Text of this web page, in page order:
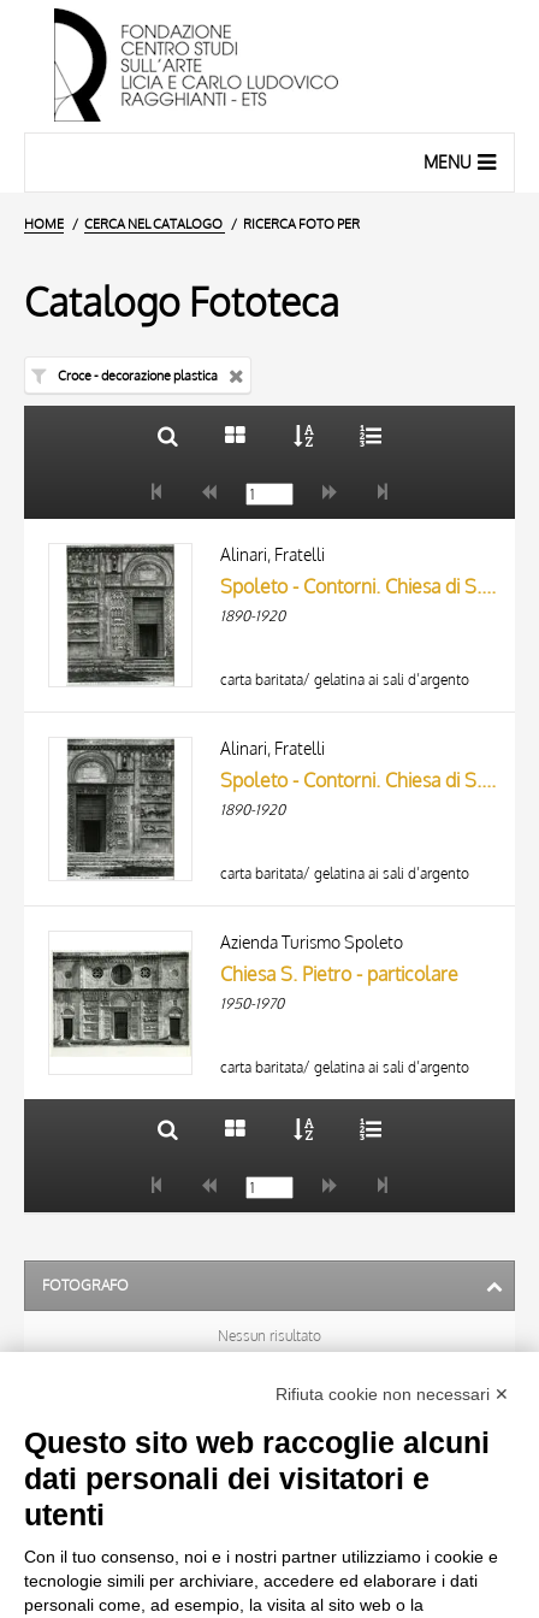
MENU
HOME CERCA NEL CATALOGO RICERCA FOTO PER
Catalogo Fototeca
Croce - decorazione plastica
AUTORE
MATERIA E TECNICA
20 RISULTATI
Alinari, Fratelli
Spoleto - Contorni. Chiesa di S. Pietro. Un dettaglio della facciata. (1329.)
1890-1920
carta baritata/ gelatina ai sali d’argento
Alinari, Fratelli
Spoleto - Contorni. Chiesa di S. Pietro. Un dettaglio della facciata. (1329.)
1890-1920
carta baritata/ gelatina ai sali d’argento
Azienda Turismo Spoleto
Chiesa S. Pietro - particolare
1950-1970
carta baritata/ gelatina ai sali d’argento
TITOLO
AUTORE
ARTISTA
20 RISULTATI
FOTOGRAFO
Nessun risultato
TITOLO
MATERIA E TECNICA
Rifiuta cookie non necessari ✕
Questo sito web raccoglie alcuni
dati personali dei visitatori e
utenti
Con il tuo consenso, noi e i nostri partner utilizziamo i cookie e
tecnologie simili per archiviare, accedere ed elaborare i dati
personali come, ad esempio, la visita al sito web o la